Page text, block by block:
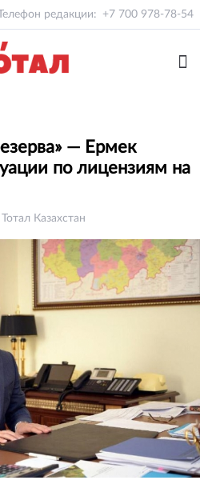
Телефон редакции: +7 700 978-78-54
— Ермек
по лицензиям на
Казахстан